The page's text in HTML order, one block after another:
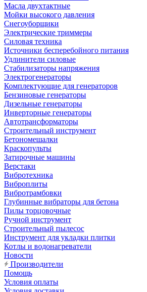
Масла двухтактные
Мойки высокого давления
Снегоуборщики
Электрические триммеры
Силовая техника
Источники бесперебойного питания
Удлинители силовые
Стабилизаторы напряжения
Электрогенераторы
Комплектующие для генераторов
Бензиновые генераторы
Дизельные генераторы
Инверторные генераторы
Автотрансформаторы
Строительный инструмент
Бетономешалки
Краскопульты
Затирочные машины
Верстаки
Вибротехника
Виброплиты
Вибротрамбовки
Глубинные вибраторы для бетона
Пилы торцовочные
Ручной инструмент
Строительный пылесос
Инструмент для укладки плитки
Котлы и водонагреватели
Новости
Производители
Помощь
Условия оплаты